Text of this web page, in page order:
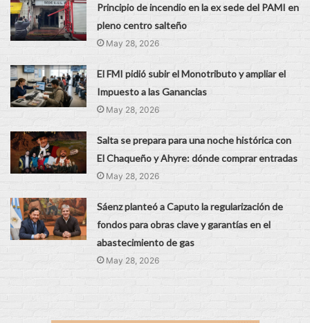
Principio de incendio en la ex sede del PAMI en
pleno centro salteño
May 28, 2026
El FMI pidió subir el Monotributo y ampliar el
Impuesto a las Ganancias
May 28, 2026
Salta se prepara para una noche histórica con
El Chaqueño y Ahyre: dónde comprar entradas
May 28, 2026
Sáenz planteó a Caputo la regularización de
fondos para obras clave y garantías en el
abastecimiento de gas
May 28, 2026